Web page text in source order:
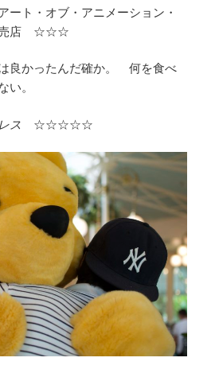
ート・オブ・アニメーション・
売店 ☆☆☆
良かったんだ確か。 何を食べ
い。
ス ☆☆☆☆☆